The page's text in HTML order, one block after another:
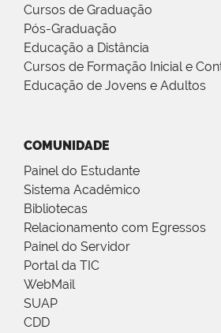
Cursos de Graduação
Pós-Graduação
Educação a Distância
Cursos de Formação Inicial e
Educação de Jovens e Adultos
COMUNIDADE
Painel do Estudante
Sistema Acadêmico
Bibliotecas
Relacionamento com Egressos
Painel do Servidor
Portal da TIC
WebMail
SUAP
CDD